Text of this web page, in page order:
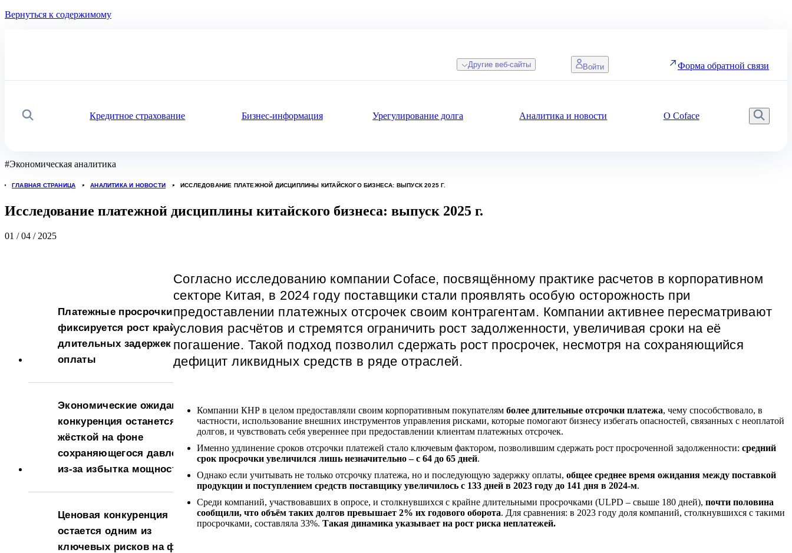
Вернуться к содержимому
Кредитное страхование Бизнес-информация Урегулирование долга Аналитика и новости О Coface
Другие веб-сайты Войти Форма обратной связи
#Экономическая аналитика
ГЛАВНАЯ СТРАНИЦА АНАЛИТИКА И НОВОСТИ ИССЛЕДОВАНИЕ ПЛАТЕЖНОЙ ДИСЦИПЛИНЫ КИТАЙСКОГО БИЗНЕСА: ВЫПУСК 2025 Г.
Исследование платежной дисциплины китайского бизнеса: выпуск 2025 г.
01 / 04 / 2025
Платежные просрочки:
фиксируется рост крайне
длительных задержек
оплаты
Экономические ожидания:
конкуренция останется
жёсткой на фоне
сохраняющегося давления
из-за избытка мощностей
Ценовая конкуренция
остается одним из
ключевых рисков на фоне
Согласно исследованию компании Coface, посвящённому практике расчетов в корпоративном
секторе Китая, в 2024 году поставщики стали проявлять особую осторожность при
предоставлении платежных отсрочек своим контрагентам. Компании активнее пересматривают
условия расчётов и стремятся ограничить рост задолженности, увеличивая сроки на её
погашение. Такой подход позволил сдержать рост просрочек, несмотря на сохраняющийся
дефицит ликвидных средств в ряде отраслей.
Компании КНР в целом предоставляли своим корпоративным покупателям более длительные отсрочки платежа, чему способствовало, в
частности, использование внешних инструментов управления рисками, которые помогают бизнесу избегать опасностей, связанных с неоплатой
долгов, и чувствовать себя увереннее при предоставлении клиентам платежных отсрочек.
Именно удлинение сроков отсрочки платежей стало ключевым фактором, позволившим сдержать рост просроченной задолженности: средний
срок просрочки увеличился лишь незначительно – с 64 до 65 дней.
Однако если учитывать не только отсрочку платежа, но и последующую задержку оплаты, общее среднее время ожидания между поставкой
продукции и поступлением средств поставщику увеличилось с 133 дней в 2023 году до 141 дня в 2024-м.
Среди компаний, участвовавших в опросе, и столкнувшихся с крайне длительными просрочками (ULPD – свыше 180 дней), почти половина
сообщили, что объём таких долгов превышает 2% их годового оборота. Для сравнения: в 2023 году доля компаний, столкнувшихся с такими
просрочками, составляла 33%. Такая динамика указывает на рост риска неплатежей.